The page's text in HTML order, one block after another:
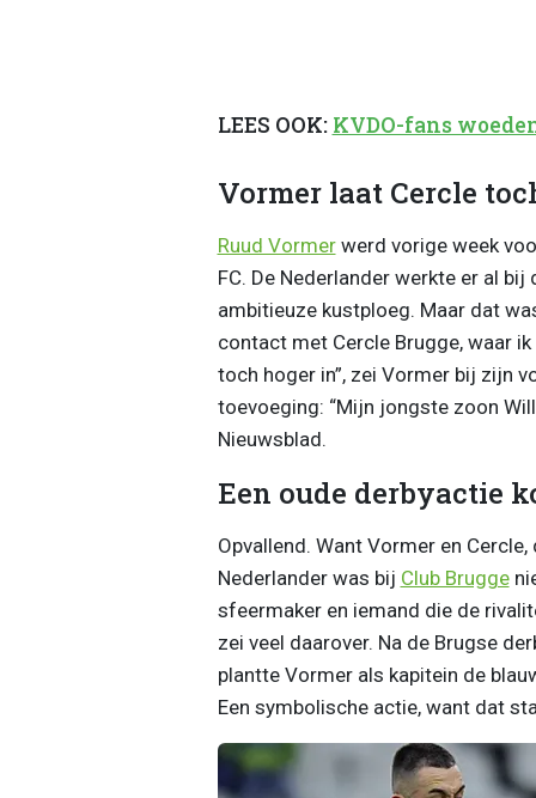
LEES OOK: KVDO-fans
Vormer laat Cercle
Ruud Vormerwerd vorige week
FC. De Nederlander werkte er al
ambitieuze kustploeg. Maar dat
contact met Cercle Brugge, waar
toch hoger in”, zei Vormer bij zijn
toevoeging: “Mijn jongste zoon
Nieuwsblad.
Een oude derbyactie
Opvallend. Want Vormer en
Nederlander was bij Club Brugge
sfeermaker en iemand die de
zei veel daarover. Na de Brugse
plantte Vormer als kapitein de
Een symbolische actie, want dat